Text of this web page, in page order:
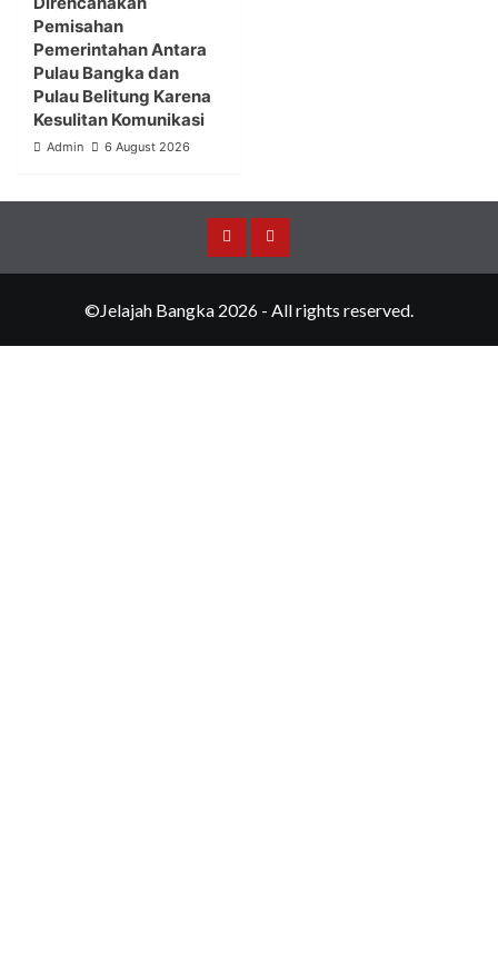
Pemisahan
Pemerintahan Antara
Pulau Bangka dan
Pulau Belitung Karena
Kesulitan Komunikasi
Admin 6 August 2026
Merchandise
Events
©Jelajah Bangka 2026 - All rights reserved.